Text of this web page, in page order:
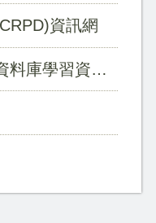
資訊網
學習資源網